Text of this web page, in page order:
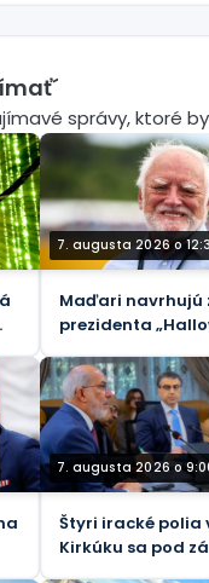
správy, ktoré
7. augusta 2026 o
Maďari navrhujú
prezidenta
Guardian
7. augusta 2026 o
Štyri iracké polia
Kirkúku sa pod